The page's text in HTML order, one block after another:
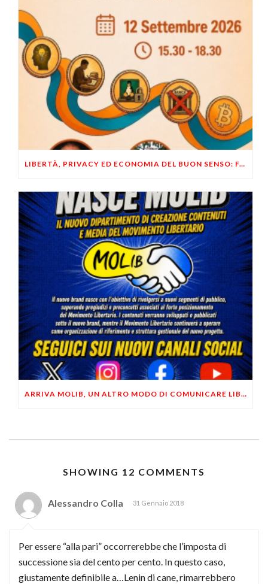
LIBERTÀ, PRIVACY ED ECONOMIA DEL BUON SENSO: FACCO E MUSUMECI A CASALECCHIO DI RENO (BO)
ARRIVA MOLIB, UN ALTRO MODO DI COMUNICARE LIBERTARIO
SHOWING 12 COMMENTS
Alessandro Colla 31 Gennaio 2018
Per essere “alla pari” occorrerebbe che l’imposta di
successione sia del cento per cento. In questo caso,
giustamente definibile a…Lenin di cane, rimarrebbero